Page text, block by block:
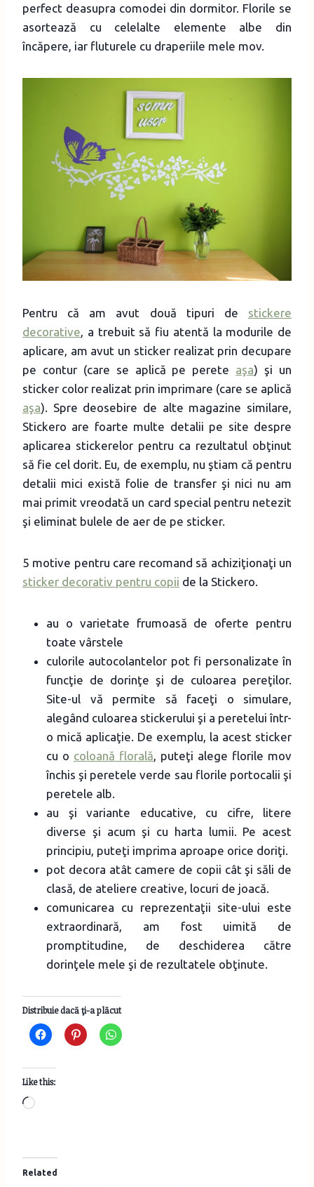
perfect deasupra comodei din dormitor. Florile se
asortează cu celelalte elemente albe din
încăpere, iar fluturele cu draperiile mele mov.
Pentru că am avut două tipuri de stickere
decorative , a trebuit să fiu atentă la modurile de
aplicare, am avut un sticker realizat prin decupare
pe contur (care se aplică pe perete aşa) şi un
sticker color realizat prin imprimare (care se aplică
aşa). Spre deosebire de alte magazine similare,
Stickero are foarte multe detalii pe site despre
aplicarea stickerelor pentru ca rezultatul obţinut
să fie cel dorit. Eu, de exemplu, nu ştiam că pentru
detalii mici există folie de transfer şi nici nu am
mai primit vreodată un card special pentru netezit
şi eliminat bulele de aer de pe sticker.
5 motive pentru care recomand să achiziţionaţi un
sticker decorativ pentru copii de la Stickero.
au o varietate frumoasă de oferte pentru
toate vârstele
culorile autocolantelor pot fi personalizate în
funcţie de dorinţe şi de culoarea pereţilor.
Site-ul vă permite să faceţi o simulare,
alegând culoarea stickerului şi a peretelui într-
o mică aplicaţie. De exemplu, la acest sticker
cu o coloană florală , puteţi alege florile mov
închis şi peretele verde sau florile portocalii şi
peretele alb.
au şi variante educative, cu cifre, litere
diverse şi acum şi cu harta lumii. Pe acest
principiu, puteţi imprima aproape orice doriţi.
pot decora atât camere de copii cât şi săli de
clasă, de ateliere creative, locuri de joacă.
comunicarea cu reprezentaţii site-ului este
extraordinară, am fost uimită de
promptitudine, de deschiderea către
dorinţele mele şi de rezultatele obţinute.
Distribuie dacă ţi-a plăcut
Like this:
L
d
i
Related